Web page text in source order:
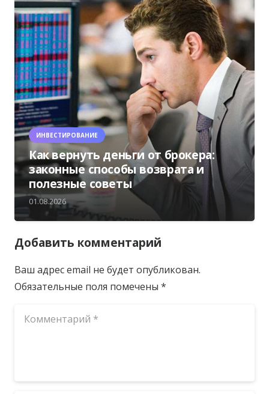
ИНВЕСТИРОВАНИЕ
Как вернуть деньги от брокера:
законные способы возврата и
полезные советы
01.08.2026
Добавить комментарий
Ваш адрес email не будет опубликован.
Обязательные поля помечены *